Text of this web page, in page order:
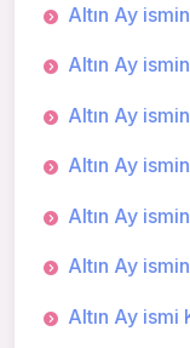
Altın Ay
Altın Ay
Altın Ay
Altın Ay
Altın Ay
Altın Ay
Altın Ay